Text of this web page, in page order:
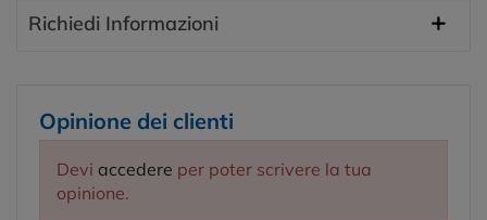
Richiedi Informazioni
Opinione dei clienti
Devi accedere per poter scrivere la tua
opinione.